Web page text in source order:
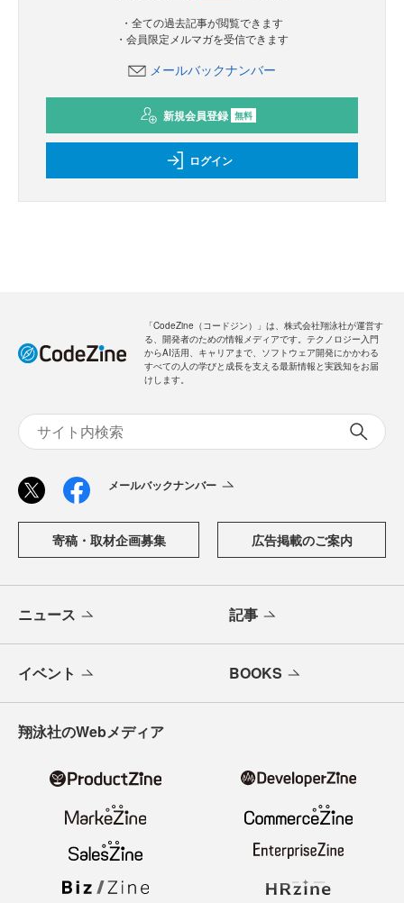
・全ての過去記事が閲覧できます
・会員限定メルマガを受信できます
メールバックナンバー
新規会員登録 無料
ログイン
「CodeZine（コードジン）」は、株式会社翔泳社が運営す
る、開発者のための情報メディアです。テクノロジー入門
からAI活用、キャリアまで、ソフトウェア開発にかかわる
すべての人の学びと成長を支える最新情報と実践知をお届
けします。
メールバックナンバー
寄稿・取材企画募集 広告掲載のご案内
ニュース 記事
イベント BOOKS
翔泳社のWebメディア